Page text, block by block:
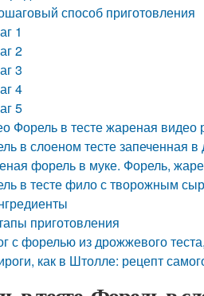
способ приготовления
1
2
3
4
5
Форель в тесте жареная видео
в слоеном тесте запеченная
форель в муке. Форель,
в тесте фило с творожным
приготовления
с форелью из дрожжевого
как в Штолле: рецепт